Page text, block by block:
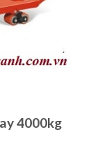
4000kg